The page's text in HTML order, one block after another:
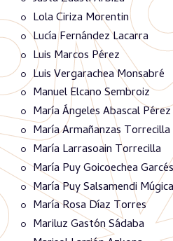
Lola Ciriza Morentin
Lucía Fernández Lacarra
Luis Marcos Pérez
Luis Vergarachea Monsabré
Manuel Elcano Sembroiz
María Ángeles Abascal Pérez
María Armañanzas Torrecilla
María Larrasoain Torrecilla
María Puy Goicoechea Garcés
María Puy Salsamendi Múgica
María Rosa Díaz Torres
Mariluz Gastón Sádaba